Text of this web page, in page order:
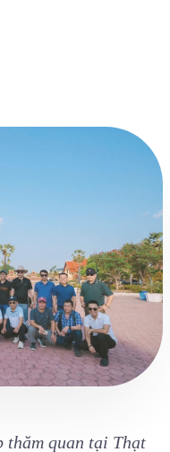
qua các tour,
sạn, nhà hàng tại
bản sắc, truyền
tộc; những sản
năng, lợi thế để phát
đa dạng, phong